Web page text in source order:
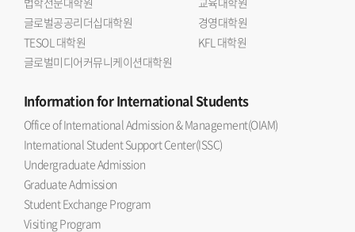
글로벌공공리더십대학원
경영대학원
TESOL 대학원
KFL 대학원
글로벌미디어커뮤니케이션대학원
Informationfor International Students
Office of International Admission & Management(OIAM)
International Student Support Center(ISSC)
Undergraduate Admission
Graduate Admission
Student Exchange Program
Visiting Program